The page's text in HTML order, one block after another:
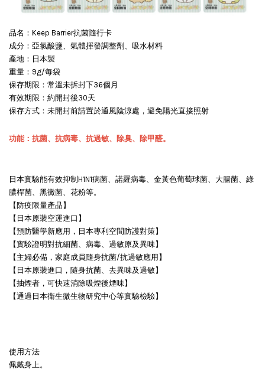
品名：Keep Barrier抗菌隨行卡
成分：亞氯酸鹽、氣體揮發調整劑、吸水材料
產地：日本製
重量：9g/每袋
保存期限：常溫未拆封下36個月
有效期限：約開封後30天
保存方式：未開封前請置於通風陰涼處，避免陽光直接照射
功能：抗菌、抗病毒、抗過敏、除臭、除甲醛。
日本實驗能有效抑制H1N1病菌、諾羅病毒、金黃色葡萄球菌、大腸菌、綠
膿桿菌、黑黴菌、花粉等。
【防疫限量產品】
【日本原裝空運進口】
【預防醫學新應用，日本專利空間防護對策】
【實驗證明對抗細菌、病毒、過敏原及異味】
【主婦必備，家庭成員隨身抗菌/抗過敏應用】
【日本原裝進口，隨身抗菌、去異味及過敏】
【抽煙者，可快速消除吸煙後煙味】
【通過日本衛生微生物研究中心等實驗檢驗】
使用方法
佩戴身上。